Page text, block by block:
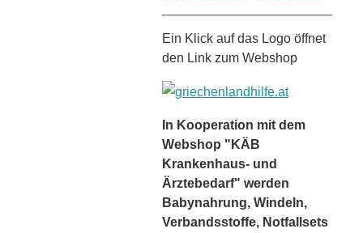
Ein Klick auf das Logo öffnet
den Link zum Webshop
In Kooperation mit dem
Webshop "KÄB
Krankenhaus- und
Ärztebedarf" werden
Babynahrung, Windeln,
Verbandsstoffe, Notfallsets